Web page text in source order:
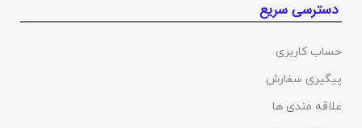
دسترسی سریع
حساب کاربری
پیگیری سفارش
علاقه مندی ها